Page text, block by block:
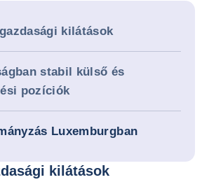
kilátások
stabil külső és
pozíciók
Luxemburgban
kilátások